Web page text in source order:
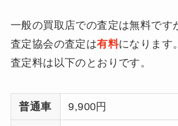
一般の買取店での査定は無料です
査定協会の査定は有料になります。
査定料は以下のとおりです。
普通車 9,900円